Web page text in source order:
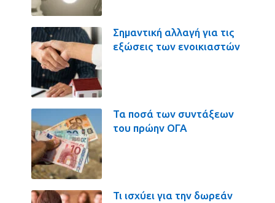
Σημαντική αλλαγή για τις
εξώσεις των ενοικιαστών
Τα ποσά των συντάξεων
του πρώην ΟΓΑ
Τι ισχύει για την δωρεάν